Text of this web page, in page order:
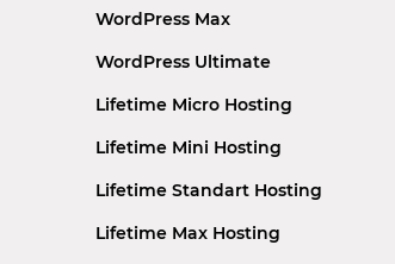
WordPress Max
WordPress Ultimate
Lifetime Micro Hosting
Lifetime Mini Hosting
Lifetime Standart Hosting
Lifetime Max Hosting